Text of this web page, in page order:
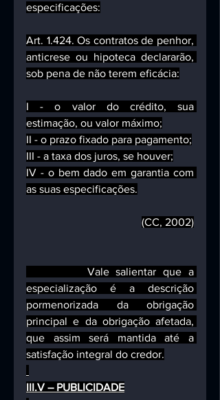
especificações:
Art. 1.424. Os contratos de penhor,
anticrese ou hipoteca declararão,
sob pena de não terem eficácia:
I - o valor do crédito, sua
estimação, ou valor máximo;
II - o prazo fixado para pagamento;
III - a taxa dos juros, se houver;
IV - o bem dado em garantia com
as suas especificações.
(CC, 2002)
especialização é a descrição
pormenorizada da obrigação
principal e da obrigação afetada,
que assim será mantida até a
satisfação integral do credor.
III.V – PUBLICIDADE